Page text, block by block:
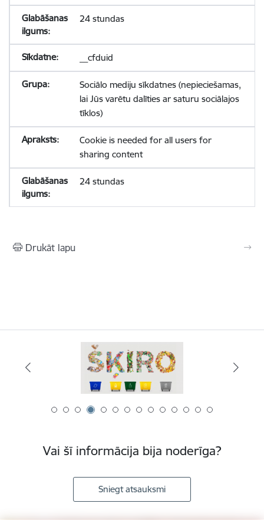
24 stundas
__cfduid
Sociālo mediju sīkdatnes (nepieciešamas,
lai Jūs varētu dalīties ar saturu sociālajos
tīklos)
Cookie is needed for all users for
sharing content
24 stundas
Drukāt lapu
Vai šī informācija bija noderīga?
Sniegt atsauksmi